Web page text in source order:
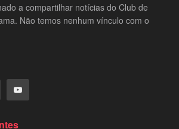
a compartilhar notícias do Club de
Não temos nenhum vínculo com o